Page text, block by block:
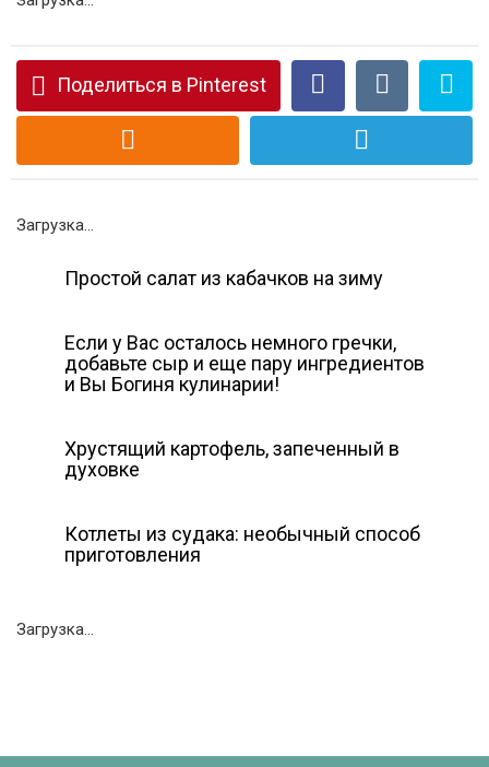
Поделиться в Pinterest
Загрузка...
Простой салат из кабачков на зиму
Если у Вас осталось немного гречки,
добавьте сыр и еще пару ингредиентов
и Вы Богиня кулинарии!
Хрустящий картофель, запеченный в
духовке
Котлеты из судака: необычный способ
приготовления
Загрузка...